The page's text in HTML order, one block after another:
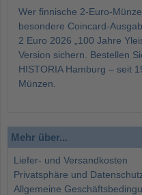
Wer finnische 2-Euro-
besondere Coincard-
2 Euro 2026 „100 Jahre
Version sichern. Bestellen
HISTORIA Hamburg – seit
Münzen.
Mehr über...
Liefer- und Versandkosten
Privatsphäre und
Allgemeine